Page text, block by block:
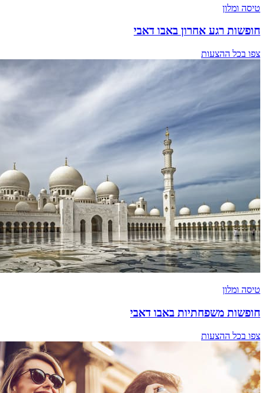
טיסה ומלון
חופשות רגע אחרון באבו דאבי
צפו בכל ההצעות
טיסה ומלון
חופשות משפחתיות באבו דאבי
צפו בכל ההצעות